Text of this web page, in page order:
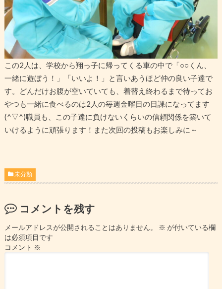
この2人は、学校から翔っ子に帰ってくる車の中で「○○くん、
一緒に遊ぼう！」「いいよ！」と言いあうほど仲の良い子達で
す。どんだけお腹が空いていても、着替え終わるまで待ってお
やつも一緒に食べるのは2人の毎週金曜日の日課になってます
(^▽^)職員も、この子達に負けないくらいの信頼関係を築いて
いけるように頑張ります！また次回の投稿もお楽しみに～
未分類
コメントを残す
メールアドレスが公開されることはありません。 ※ が付いている欄
は必須項目です
コメント ※